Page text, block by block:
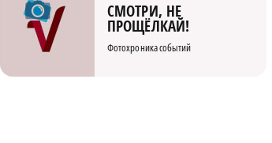
СМОТРИ, НЕ
ПРОЩЁЛКАЙ!
Фотохроника событий